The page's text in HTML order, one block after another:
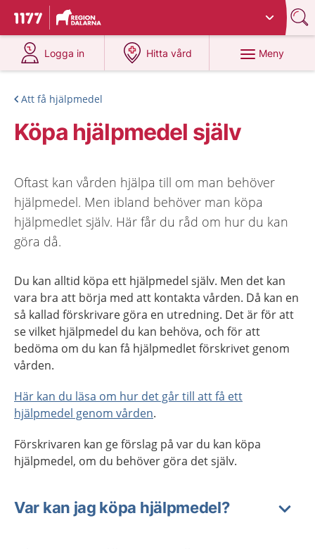
Till startsidan för 1177
Du har valt region
Logga in
på 1177.se
Hitta vård
på 1177.se
Meny
Att få hjälpmedel
Köpa hjälpmedel själv
Oftast kan vården hjälpa till om man behöver
hjälpmedel. Men ibland behöver man köpa
hjälpmedlet själv. Här får du råd om hur du kan
göra då.
Du kan alltid köpa ett hjälpmedel själv. Men det kan
vara bra att börja med att kontakta vården. Då kan en
så kallad förskrivare göra en utredning. Det är för att
se vilket hjälpmedel du kan behöva, och för att
bedöma om du kan få hjälpmedlet förskrivet genom
vården.
Här kan du läsa om hur det går till att få ett
hjälpmedel genom vården.
Förskrivaren kan ge förslag på var du kan köpa
hjälpmedel, om du behöver göra det själv.
Var kan jag köpa hjälpmedel?